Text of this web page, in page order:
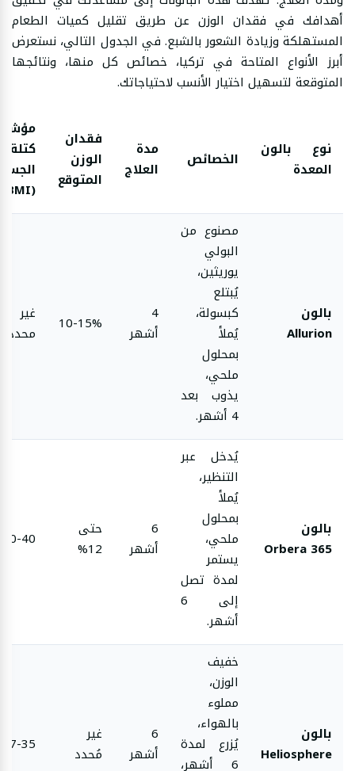
أهدافك في فقدان الوزن عن طريق تقليل كميات الطعام
المستهلكة وزيادة الشعور بالشبع. في الجدول التالي، نستعرض
أبرز الأنواع المتاحة في تركيا، خصائص كل منها، ونتائجها
المتوقعة لتسهيل اختيار الأنسب لاحتياجاتك.
نوع بالون
المعدة
الخصائص
مدة
العلاج
فقدان
الوزن
المتوقع
مؤشر
كتلة
(BMI)
بالون
Allurion
مصنوع من
البولي
يوريثين،
يُبتلع
كبسولة،
يُملأ
بمحلول
ملحي،
يذوب بعد
4 أشهر.
4
أشهر
10-15%
غير
محدد
بالون
Orbera 365
يُدخل عبر
التنظير،
يُملأ
بمحلول
ملحي،
يستمر
لمدة تصل
إلى 6
أشهر.
6
أشهر
حتى
12%
30-40
بالون
Heliosphere
خفيف
الوزن،
مملوء
بالهواء،
يُزرع لمدة
6 أشهر،
6
أشهر
غير
مُحدد
27-35